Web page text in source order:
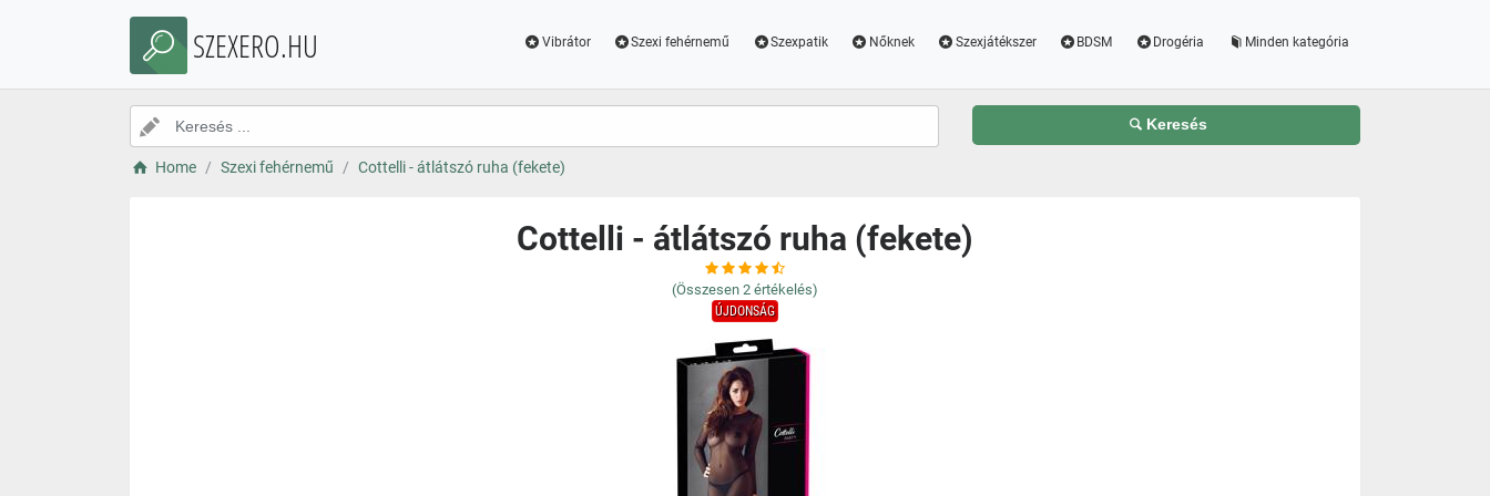
SZEXERO.HU Vibrátor Szexi fehérnemű Szexpatik Nőknek Szexjátékszer BDSM Drogéria Minden kategória
Keresés
Home Szexi fehérnemű Cottelli - átlátszó ruha (fekete)
Cottelli - átlátszó ruha (fekete)
(Összesen 2 értékelés)
ÚJDONSÁG